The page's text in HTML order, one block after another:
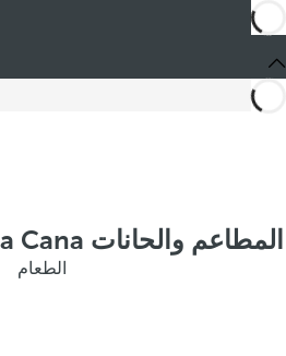
المطاعم والحانات Occidental Punta Cana
الطعام